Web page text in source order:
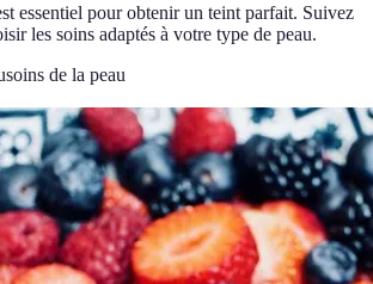
essentiel pour obtenir un teint parfait. Suivez
les soins adaptés à votre type de peau.
soins de la peau